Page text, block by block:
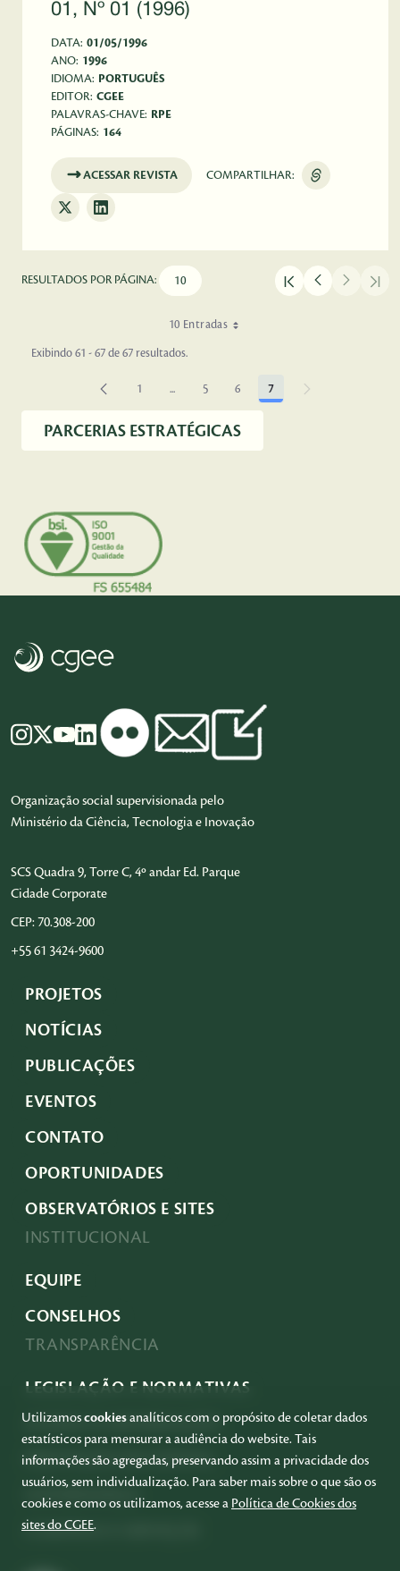
01, Nº 01 (1996)
DATA: 01/05/1996
ANO: 1996
IDIOMA: PORTUGUÊS
EDITOR: CGEE
PALAVRAS-CHAVE: RPE
PÁGINAS: 164
ACESSAR REVISTA COMPARTILHAR:
RESULTADOS POR PÁGINA:
10 Entradas
Exibindo 61 - 67 de 67 resultados.
Página
1 ...Páginas intermediárias Usar ABA para
Página
5 Página
6 Página
7
PARCERIAS ESTRATÉGICAS
Organização social supervisionada pelo
Ministério da Ciência, Tecnologia e Inovação
SCS Quadra 9, Torre C, 4º andar Ed. Parque
Cidade Corporate
CEP: 70.308-200
+55 61 3424-9600
PROJETOS
NOTÍCIAS
PUBLICAÇÕES
EVENTOS
CONTATO
OPORTUNIDADES
OBSERVATÓRIOS E SITES
INSTITUCIONAL
EQUIPE
CONSELHOS
TRANSPARÊNCIA
LEGISLAÇÃO E NORMATIVAS
ACESSO À INFORMAÇÃO
PRESTAÇÃO DE CONTAS
GOVERNANÇA
COMPRAS E SERVIÇOS
Utilizamoscookiesanalíticos com o propósito de coletar dados
estatísticos para mensurar a audiência do website. Tais
informações são agregadas, preservando assim a privacidade dos
usuários, sem individualização. Para saber mais sobre o que são os
cookies e como os utilizamos, acesse a Política de Cookies dos
sites do CGEE.